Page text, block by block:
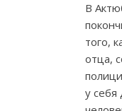
В
того,
отца,
у себя